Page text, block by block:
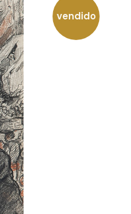
vendido